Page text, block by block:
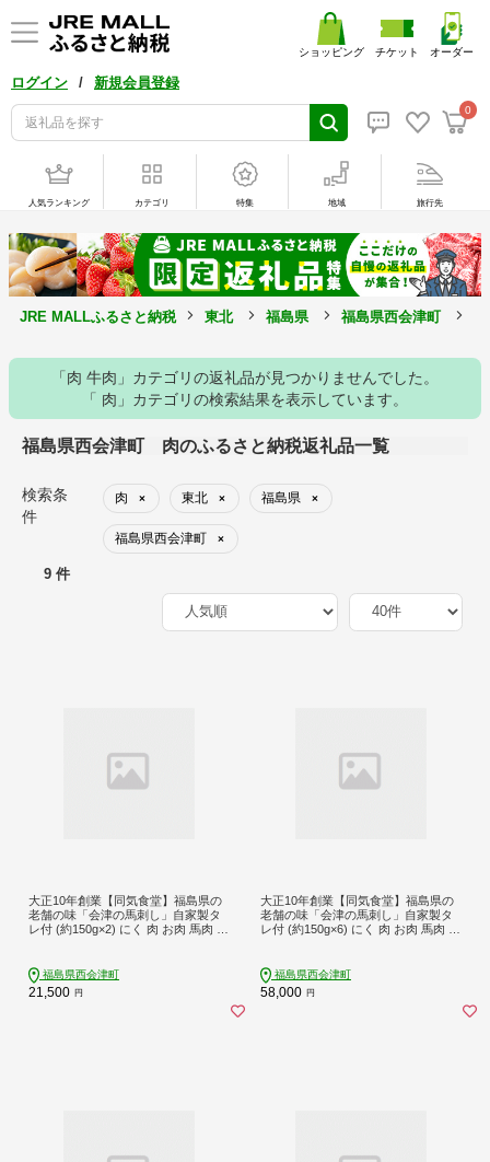
ログイン / 新規会員登録
0
ショッピング チケット オーダー
人気ランキング カテゴリ 特集 地域 旅行先
JRE MALLふるさと納税 東北 福島県 福島県西会津町
「肉 牛肉」カテゴリの返礼品が見つかりませんでした。
「 肉」カテゴリの検索結果を表示しています。
福島県西会津町 肉のふるさと納税返礼品一覧
検索条
件
肉 × 東北 × 福島県 ×
福島県西会津町 ×
9 件
大正10年創業【同気食堂】福島県の
老舗の味「会津の馬刺し」自家製タ
レ付 (約150g×2) にく 肉 お肉 馬肉 赤
福島県西会津町
21,500 円
大正10年創業【同気食堂】福島県の
老舗の味「会津の馬刺し」自家製タ
レ付 (約150g×6) にく 肉 お肉 馬肉 赤
福島県西会津町
58,000 円